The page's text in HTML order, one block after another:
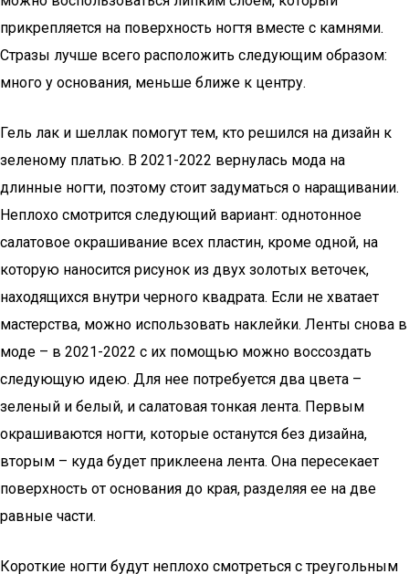
прикрепляется на поверхность ногтя вместе с камнями.
Стразы лучше всего расположить следующим образом:
много у основания, меньше ближе к центру.
Гель лак и шеллак помогут тем, кто решился на дизайн к
зеленому платью. В 2021-2022 вернулась мода на
длинные ногти, поэтому стоит задуматься о наращивании.
Неплохо смотрится следующий вариант: однотонное
салатовое окрашивание всех пластин, кроме одной, на
которую наносится рисунок из двух золотых веточек,
находящихся внутри черного квадрата. Если не хватает
мастерства, можно использовать наклейки. Ленты снова в
моде – в 2021-2022 с их помощью можно воссоздать
следующую идею. Для нее потребуется два цвета –
зеленый и белый, и салатовая тонкая лента. Первым
окрашиваются ногти, которые останутся без дизайна,
вторым – куда будет приклеена лента. Она пересекает
поверхность от основания до края, разделяя ее на две
равные части.
Короткие ногти будут неплохо смотреться с треугольным